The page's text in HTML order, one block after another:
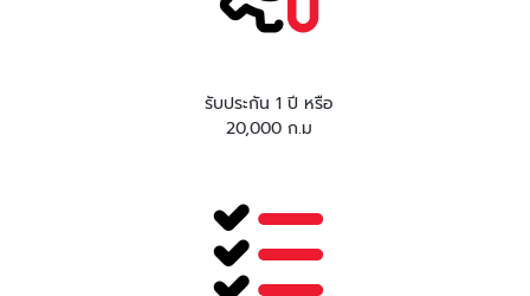
รับประกัน 1 ปี หรือ
20,000 ก.ม